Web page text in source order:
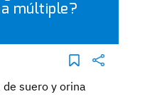
múltiple?
suero y orina